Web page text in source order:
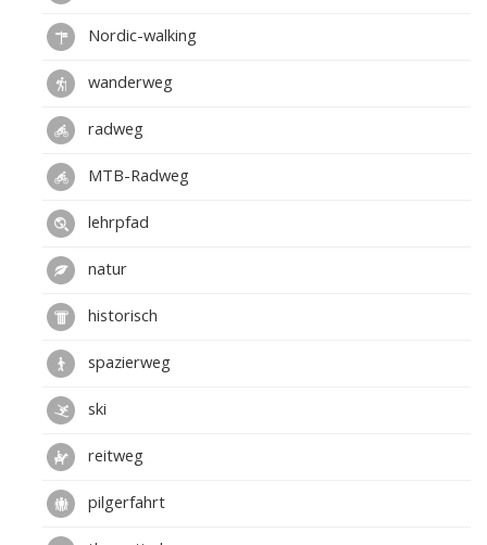
Nordic-walking
wanderweg
radweg
MTB-Radweg
lehrpfad
natur
historisch
spazierweg
ski
reitweg
pilgerfahrt